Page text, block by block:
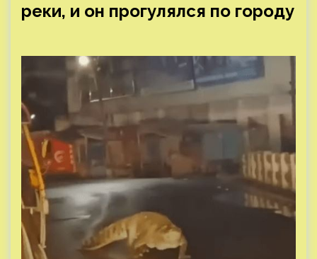
реки, и он прогулялся по городу